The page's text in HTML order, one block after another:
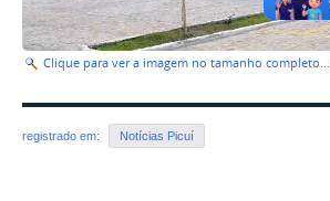
Clique para ver a imagem no tamanho completo…
registrado em: Notícias Picuí